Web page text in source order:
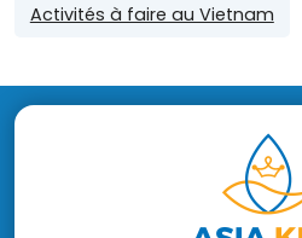
Activités à faire au Vietnam